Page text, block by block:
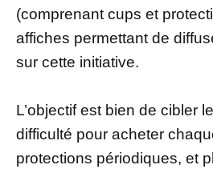
(comprenant cups et
affiches permettant de
sur cette initiative.
L’objectif est bien de cibler
difficulté pour acheter
protections périodiques, et